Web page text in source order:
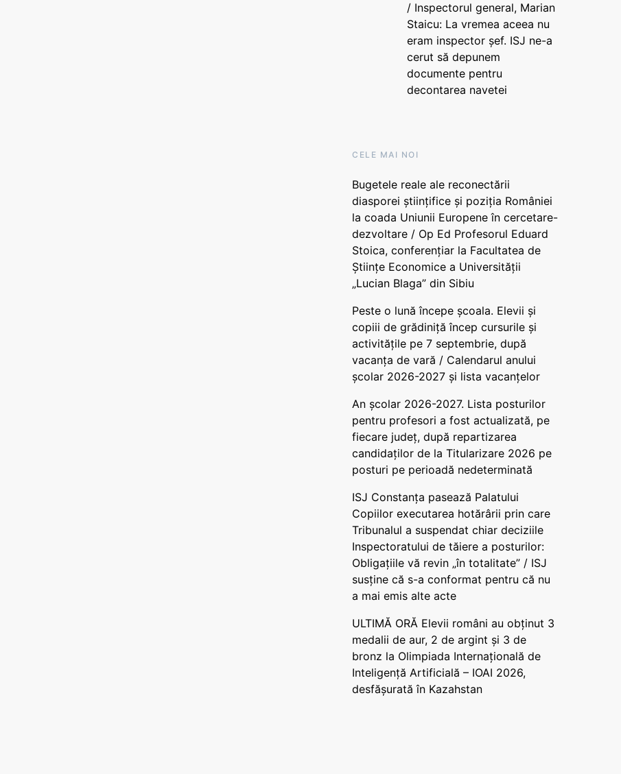
/ Inspectorul general, Marian
Staicu: La vremea aceea nu
eram inspector șef. ISJ ne-a
cerut să depunem
documente pentru
decontarea navetei
CELE MAI NOI
Bugetele reale ale reconectării
diasporei științifice și poziția României
la coada Uniunii Europene în cercetare-
dezvoltare / Op Ed Profesorul Eduard
Stoica, conferențiar la Facultatea de
Științe Economice a Universității
„Lucian Blaga” din Sibiu
Peste o lună începe școala. Elevii și
copiii de grădiniță încep cursurile și
activitățile pe 7 septembrie, după
vacanța de vară / Calendarul anului
școlar 2026-2027 și lista vacanțelor
An școlar 2026-2027. Lista posturilor
pentru profesori a fost actualizată, pe
fiecare județ, după repartizarea
candidaților de la Titularizare 2026 pe
posturi pe perioadă nedeterminată
ISJ Constanța pasează Palatului
Copiilor executarea hotărârii prin care
Tribunalul a suspendat chiar deciziile
Inspectoratului de tăiere a posturilor:
Obligațiile vă revin „în totalitate” / ISJ
susține că s-a conformat pentru că nu
a mai emis alte acte
ULTIMĂ ORĂ Elevii români au obținut 3
medalii de aur, 2 de argint și 3 de
bronz la Olimpiada Internațională de
Inteligență Artificială – IOAI 2026,
desfășurată în Kazahstan